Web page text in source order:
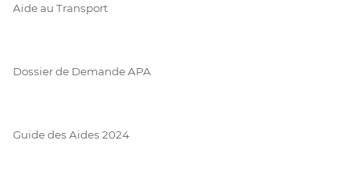
Aide au Transport
Dossier de Demande APA
Guide des Aides 2024